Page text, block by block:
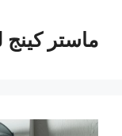
المحتوىماستر كينج